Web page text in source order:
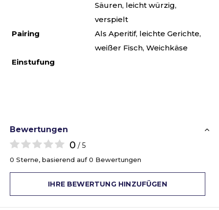
Säuren, leicht würzig,
verspielt
Pairing
Als Aperitif, leichte Gerichte,
weißer Fisch, Weichkäse
Einstufung
Bewertungen
0 / 5
0 Sterne, basierend auf 0 Bewertungen
IHRE BEWERTUNG HINZUFÜGEN